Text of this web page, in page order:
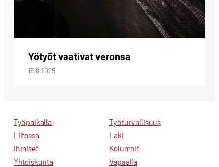
Yötyöt vaativat veronsa
15.8.2025
Työpaikalla
Liitossa
Ihmiset
Yhteiskunta
Työturvallisuus
Laki
Kolumnit
Vapaalla